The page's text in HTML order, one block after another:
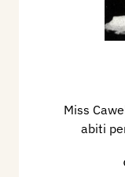
Miss
abiti